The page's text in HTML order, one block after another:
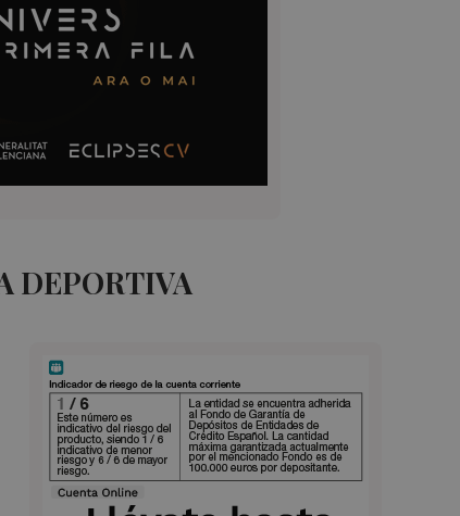
DEPORTIVA